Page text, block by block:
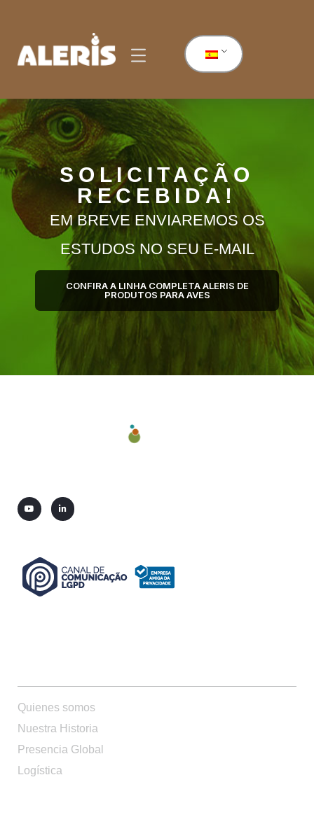
SOLICITAÇÃO
RECEBIDA!
EM BREVE ENVIAREMOS OS
ESTUDOS NO SEU E-MAIL
CONFIRA A LINHA COMPLETA ALERIS DE
PRODUTOS PARA AVES
Quienes somos
Nuestra Historia
Presencia Global
Logística